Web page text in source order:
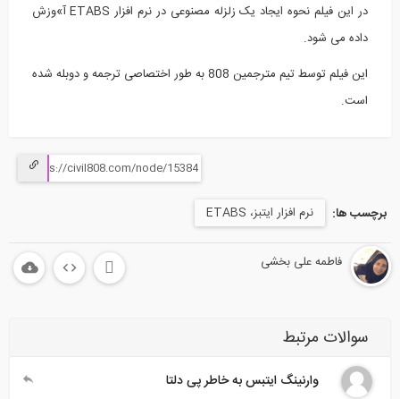
در این فیلم نحوه ایجاد یک زلزله مصنوعی در نرم افزار ETABS آ»وزش
داده می شود.
این فیلم توسط تیم مترجمین 808 به طور اختصاصی ترجمه و دوبله شده
است.
برچسب ها: نرم افزار ایتبز، ETABS
فاطمه علی بخشی
سوالات مرتبط
وارنینگ ایتبس به خاطر پی دلتا